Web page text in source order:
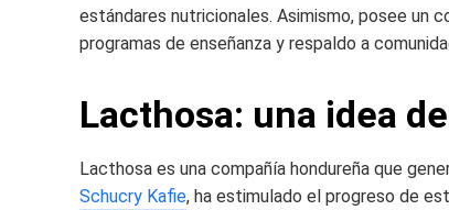
estándares nutricionales. Asimismo, posee un
programas de enseñanza y respaldo a
Lacthosa: una idea
Lacthosa es una compañía hondureña que
Schucry Kafie, ha estimulado el progreso de